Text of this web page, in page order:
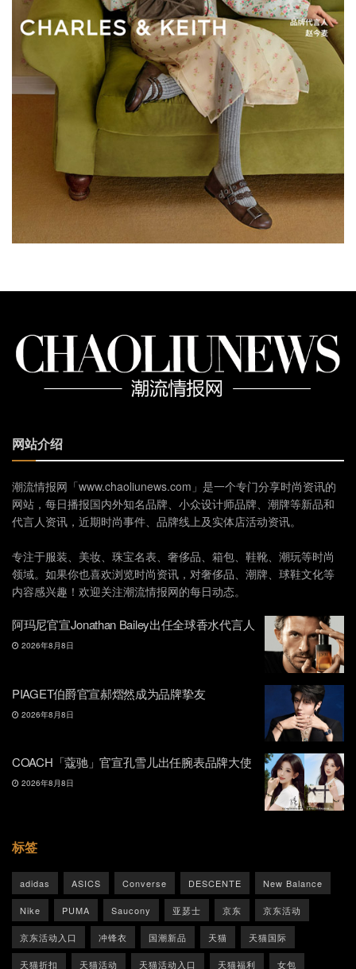
网站介绍
潮流情报网「www.chaoliunews.com」是一个专门分享时尚资讯的
网站，每日播报国内外知名品牌、小众设计师品牌、潮牌等新品和
代言人资讯，近期时尚事件、品牌线上及实体店活动资讯。
专注于服装、美妆、珠宝名表、奢侈品、箱包、鞋靴、潮玩等时尚
领域。如果你也喜欢浏览时尚资讯，对奢侈品、潮牌、球鞋文化等
内容感兴趣！欢迎关注潮流情报网的每日动态。
阿玛尼官宣Jonathan Bailey出任全球香水代言人
2026年8月8日
PIAGET伯爵官宣郝熠然成为品牌挚友
2026年8月8日
COACH「蔻驰」官宣孔雪儿出任腕表品牌大使
2026年8月8日
标签
adidas ASICS Converse DESCENTE New Balance
Nike PUMA Saucony 亚瑟士 京东 京东活动
京东活动入口 冲锋衣 国潮新品 天猫 天猫国际
天猫折扣 天猫活动 天猫活动入口 天猫福利 女包